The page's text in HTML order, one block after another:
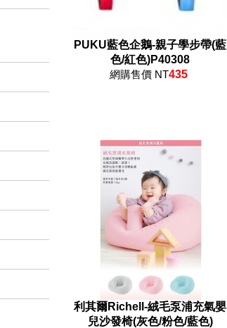
PUKU藍色企鵝-親子學步帶(藍
色/紅色)P40308
網購售價 NT435
利其爾Richell-絨毛泵浦充氣嬰
兒沙發椅(灰色/粉色/藍色)